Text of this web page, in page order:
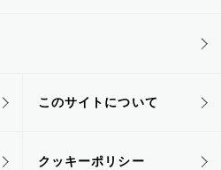
このサイトについて
クッキーポリシー